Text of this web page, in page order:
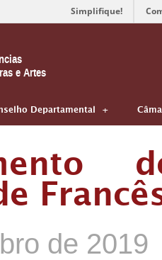
Simplifique!
e Artes
Departamental
de 2019